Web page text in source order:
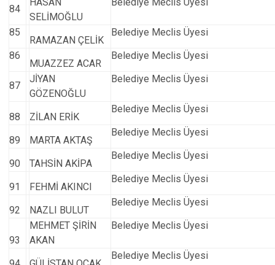
84
SELİMOĞLU
85
RAMAZAN ÇELİK
Belediye Meclis Üyesi
86
MUAZZEZ ACAR
Belediye Meclis Üyesi
87
JİYAN
GÖZENOĞLU
Belediye Meclis Üyesi
88 ZİLAN ERİK
Belediye Meclis Üyesi
89 MARTA AKTAŞ
Belediye Meclis Üyesi
90 TAHSİN AKİPA
Belediye Meclis Üyesi
91 FEHMİ AKINCI
Belediye Meclis Üyesi
92 NAZLI BULUT
Belediye Meclis Üyesi
93
MEHMET ŞİRİN
AKAN
Belediye Meclis Üyesi
Belediye Meclis Üyesi